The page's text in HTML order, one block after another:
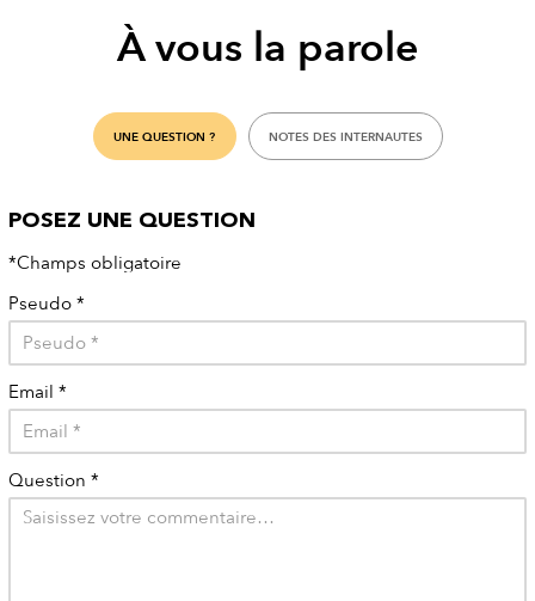
À vous la parole
UNE QUESTION ? NOTES DES INTERNAUTES
POSEZ UNE QUESTION
*Champs obligatoire
Pseudo *
Email *
Question *